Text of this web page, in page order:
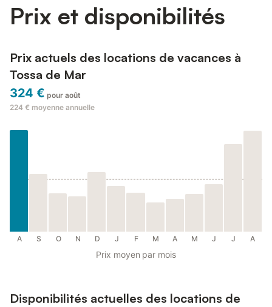
Prix et disponibilités
Prix actuels des locations de vacances à
Tossa de Mar
324 € pour août
224 € moyenne annuelle
A S O N D J F M A M J J A
Prix moyen par mois
Disponibilités actuelles des locations de